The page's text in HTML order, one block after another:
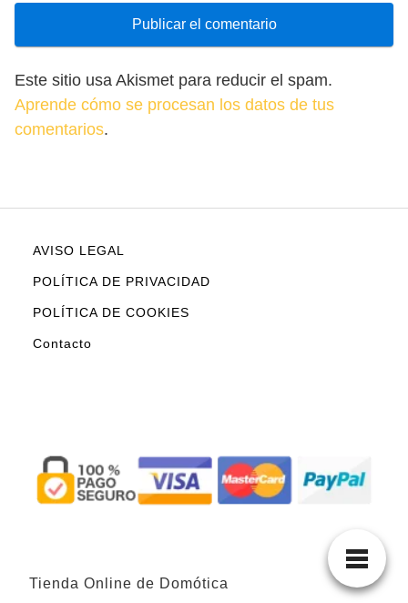
Este sitio usa Akismet para reducir el spam.
Aprende cómo se procesan los datos de tus
comentarios.
AVISO LEGAL
POLÍTICA DE PRIVACIDAD
POLÍTICA DE COOKIES
Contacto
Tienda Online de Domótica